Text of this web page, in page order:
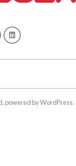
powered by WordPress.